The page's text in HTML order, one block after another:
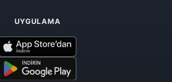
UYGULAMA